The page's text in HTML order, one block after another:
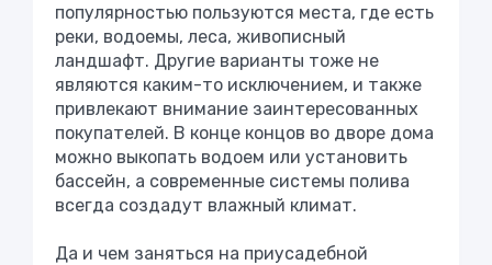
популярностью пользуются места, где есть
реки, водоемы, леса, живописный
ландшафт. Другие варианты тоже не
являются каким-то исключением, и также
привлекают внимание заинтересованных
покупателей. В конце концов во дворе дома
можно выкопать водоем или установить
бассейн, а современные системы полива
всегда создадут влажный климат.
Да и чем заняться на приусадебной